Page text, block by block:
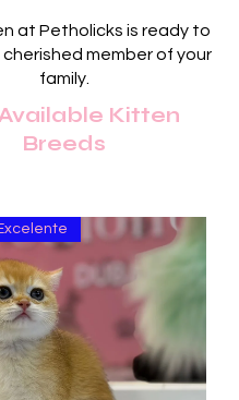
at Petholicks is ready to
member of your
family.
Kitten
Breeds